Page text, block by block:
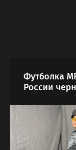
Футболка
России